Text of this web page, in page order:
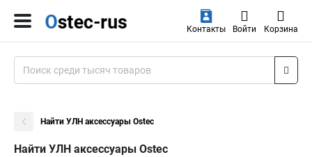
Контакты Войти Корзина
Найти УЛН аксессуары Ostec
Найти УЛН аксессуары Ostec